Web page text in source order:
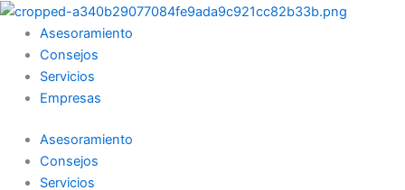
Ir
contenido
Asesoramiento
Consejos
Servicios
Empresas
Asesoramiento
Consejos
Servicios